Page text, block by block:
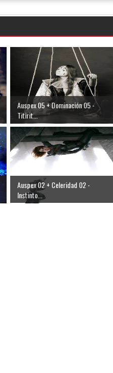
Auspex 05 + Dominación 05 -
Titirit...
Auspex 02 + Celeridad 02 -
Instinto...